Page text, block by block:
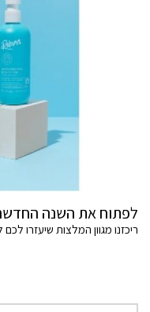
לפתוח את השנה
ריכזנו מגוון המלצות שיעזרו